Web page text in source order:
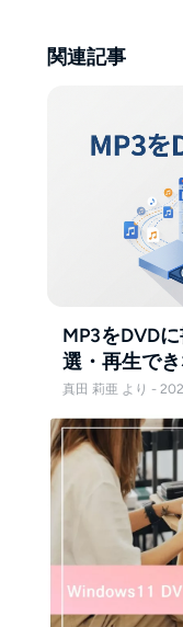
関連記事
MP3をDVD
選・再生で
【
真田 莉亜 より -